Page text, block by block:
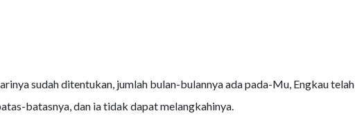
sudah ditentukan, jumlah bulan-bulannya ada pada-Mu, Engkau telah
batasnya, dan ia tidak dapat melangkahinya.